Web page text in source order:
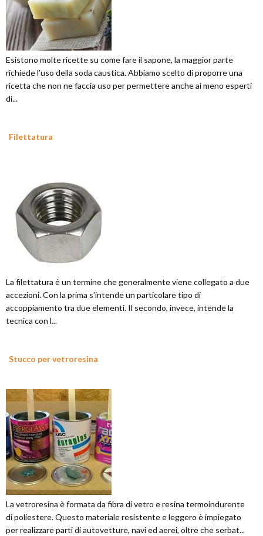
Esistono molte ricette su come fare il sapone, la maggior parte
richiede l'uso della soda caustica. Abbiamo scelto di proporre una
ricetta che non ne faccia uso per permettere anche ai meno esperti
di...
Filettatura
La filettatura è un termine che generalmente viene collegato a due
accezioni. Con la prima s'intende un particolare tipo di
accoppiamento tra due elementi. Il secondo, invece, intende la
tecnica con l...
Stucco per vetroresina
La vetroresina è formata da fibra di vetro e resina termoindurente
di poliestere. Questo materiale resistente e leggero è impiegato
per realizzare parti di autovetture, navi ed aerei, oltre che serbat...